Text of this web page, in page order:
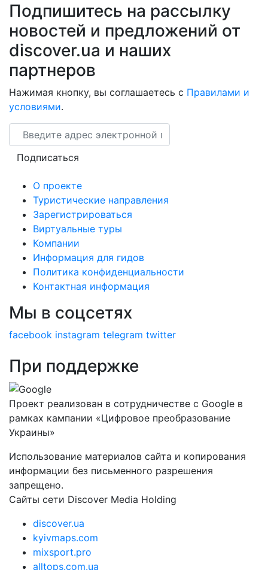
Подпишитесь на рассылку
новостей и предложений от
discover.ua и наших
партнеров
Нажимая кнопку, вы соглашаетесь с Правилами и
условиями.
Email
Подписаться
О проекте
Туристические направления
Зарегистрироваться
Виртуальные туры
Компании
Информация для гидов
Политика конфиденциальности
Контактная информация
Мы в соцсетях
facebook instagram telegram twitter
При поддержке
Проект реализован в сотрудничестве с Google в
рамках кампании «Цифровое преобразование
Украины»
Использование материалов сайта и копирования
информации без письменного разрешения
запрещено.
Сайты сети Discover Media Holding
discover.ua
kyivmaps.com
mixsport.pro
alltops.com.ua